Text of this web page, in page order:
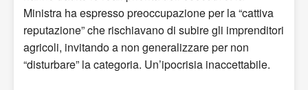
Ministra ha espresso preoccupazione per la “cattiva
reputazione” che rischiavano di subire gli imprenditori
agricoli, invitando a non generalizzare per non
“disturbare” la categoria. Un’ipocrisia inaccettabile.